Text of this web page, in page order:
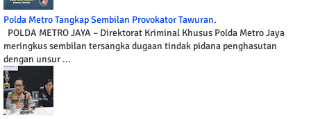
Polda Metro Tangkap Sembilan Provokator Tawuran.
POLDA METRO JAYA – Direktorat Kriminal Khusus Polda Metro Jaya
meringkus sembilan tersangka dugaan tindak pidana penghasutan
dengan unsur ...